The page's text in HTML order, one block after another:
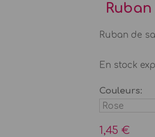
Ruban de
En stock
Couleurs:
1,45 €